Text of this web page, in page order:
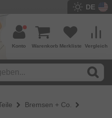
DE
Vergleich
Merkliste
Warenkorb
Konto
Bremsen + Co.